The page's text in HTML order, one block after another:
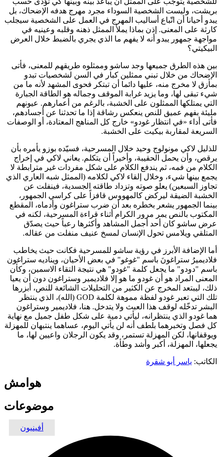
بريشت، وليست الشخصية السوداء مجرد مهرج هدفه الإضحاك، بل
يبدو أحيانا أن اتّباع أساليب المهرج في العمل على الشخصية سيجلب
كارثة على المعنى. إذن بماذا يملأ الممثل ذهنه وقلبه وعينيه في
مواجهة جمهور يبدو أنه لا يفهم ما الذي يجري بالضبط خلال العرض
البيكيتي؟
بين هذه الطرق جميعها وجد ساشو وممثلوه طريقهم للمعنى، فأتى
الإضحاك من خلال تبني ممثلين كبار في السن لشخصيات تبدو
بمأزق لا مخرج منه، عليها دائما أن تبتكر فحوى المشهد لأنه ما من
شيء تبقى لها، وما يزيد غرابة الموقف وجماله هو الطاقة الجبارة
التي يمتلكها الممثلون على الخشبة، بالرغم من أعمارهم. عيونهم
مليئة بفهم عميق للنص ينعكس رشاقة إذا ما تحدثنا عن أجسادهم،
فأتى أداء «في انتظار غودو» خارج كل المناهج المعتادة، أو الوصفات
السريعة لمقاربة بيكيت على الخشبة.
للذليل لاكي مونولوج وحيد خلال المسرحية، فسيّده بوزو يأمره بأن
يرقص، وأن يحمل الحقيبة، وأخيراً أن يتكلم. يعاني لاكي في إخراج
الكلام من فمه، ثم يندفع الكلام على شكل مفردات غير مترابطة لا
يجمع بينها شيء، وخلال إلقاء لاكي لكلامه (الممثل شبه العاري الذي
تجاوز السبعين) يعلو صوته وتزداد طاقته الجسدية، فينفلت عن
الخشبة الضيقة ليركض كالمهووس قافزاً على كراسي الجمهور،
بينما الجمهور يشعر بخطره بعد أن ضرب ستراغون وأدماه، المقطع
المكتوب بالنص يمر مرور الكرام أثناء قراءة المسرحية، لكنه في
عرض ساشو كان أحد أجمل المشاهد وأكثرها رعباً حيث يصدّق
المتلقي ويلامس تحول الإنسان لمسخ عنيف منفلت من عقاله.
أما الإضافة الأبرز في رؤية ساشو للمسرحية فكانت حيث يخاطب
فلاديميرُ ستراغونَ باسم "غوغو" في بعض الأحيان، ويناديه ستراغون
باسم "دودو" ما يجعل كلمة "غودو" هي نتيجة التقاء الاسمين، وكأن
المعنى المراد هو أن غودو ما هو إلا فلاديمير وستراغون دون أن يعيا
ذلك، ليبتعد المخرج عن الكثير من التحليلات الشائعة للنص، أبزرها
تلك التي تعبر غودو لفظة مموهة لكلمة GOD (الله)، الذي ينتظر
البشر تدخّله لوقف هذا العبث ولا يتدخل. هنا، فلاديمير وستراغون
هما غودو الذي ينتظرانه، ليأتي دمية على شكل طفل جميل مع نهاية
كل فصل وتخبرهما بلطف أنه لن يأتي اليوم، عساهما ينتبهان للمهزلة
ويوقفانها، لكن المهزلة تستمر، وقد يكون الرجلان واعيين لها، ما
يجعلها، المهزلة، أكبر وأشد وطأة.
الكاتب: ياسر أبو شقرة
هوامش
موضوعات
أفينيون